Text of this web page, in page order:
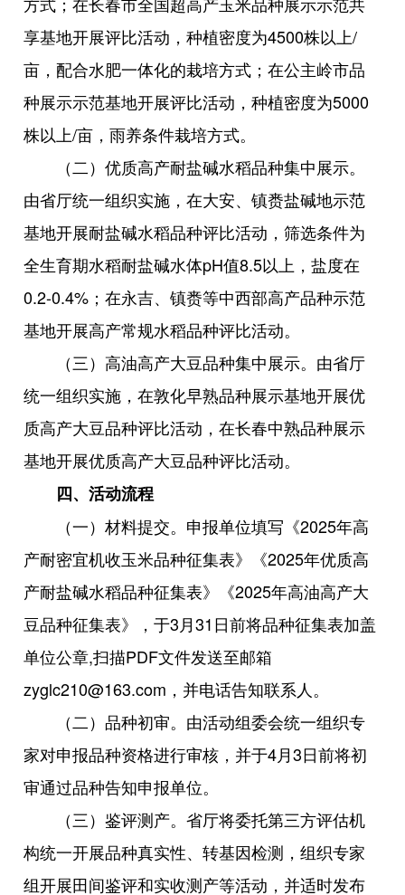
享基地开展评比活动，种植密度为4500株以上/
亩，配合水肥一体化的栽培方式；在公主岭市品
种展示示范基地开展评比活动，种植密度为5000
株以上/亩，雨养条件栽培方式。
（二）优质高产耐盐碱水稻品种集中展示。
由省厅统一组织实施，在大安、镇赉盐碱地示范
基地开展耐盐碱水稻品种评比活动，筛选条件为
全生育期水稻耐盐碱水体pH值8.5以上，盐度在
0.2-0.4%；在永吉、镇赉等中西部高产品种示范
基地开展高产常规水稻品种评比活动。
（三）高油高产大豆品种集中展示。由省厅
统一组织实施，在敦化早熟品种展示基地开展优
质高产大豆品种评比活动，在长春中熟品种展示
基地开展优质高产大豆品种评比活动。
四、活动流程
（一）材料提交。申报单位填写《2025年高
产耐密宜机收玉米品种征集表》《2025年优质高
产耐盐碱水稻品种征集表》《2025年高油高产大
豆品种征集表》，于3月31日前将品种征集表加盖
单位公章,扫描PDF文件发送至邮箱
zyglc210@163.com，并电话告知联系人。
（二）品种初审。由活动组委会统一组织专
家对申报品种资格进行审核，并于4月3日前将初
审通过品种告知申报单位。
（三）鉴评测产。省厅将委托第三方评估机
构统一开展品种真实性、转基因检测，组织专家
组开展田间鉴评和实收测产等活动，并适时发布